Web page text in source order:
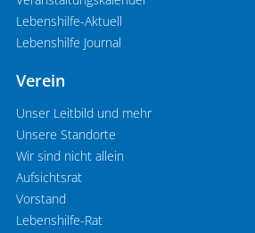
Lebenshilfe-Aktuell
Lebenshilfe Journal
Verein
Unser Leitbild und mehr
Unsere Standorte
Wir sind nicht allein
Aufsichtsrat
Vorstand
Lebenshilfe-Rat